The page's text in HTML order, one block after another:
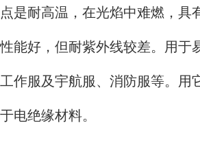
点是耐高温，在光焰中难燃，具
性能好，但耐紫外线较差。用于
工作服及宇航服、消防服等。用
于电绝缘材料。